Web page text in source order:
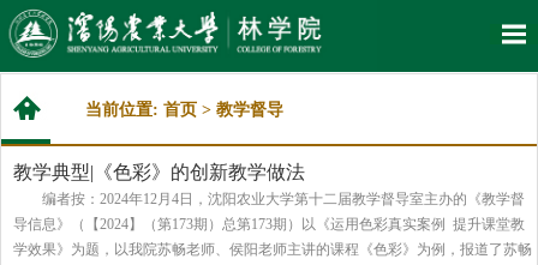
当前位置: 首页 > 教学督导
教学典型|《色彩》的创新教学做法
编者按：2024年12月4日，沈阳农业大学第十二届教学督导室主办的《教学督
导信息》（【2024】（第173期）总第173期）以《运用色彩真实案例 提升课堂教
学效果》为题，以我院苏畅老师、侯阳老师主讲的课程《色彩》为例，报道了苏畅